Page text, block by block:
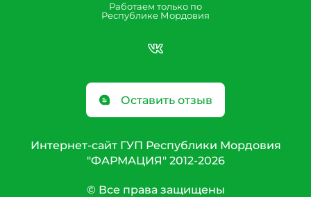
Работаем только по
Республике Мордовия
Оставить отзыв
Интернет-сайт ГУП Республики Мордовия
"ФАРМАЦИЯ" 2012-2026
© Все права защищены